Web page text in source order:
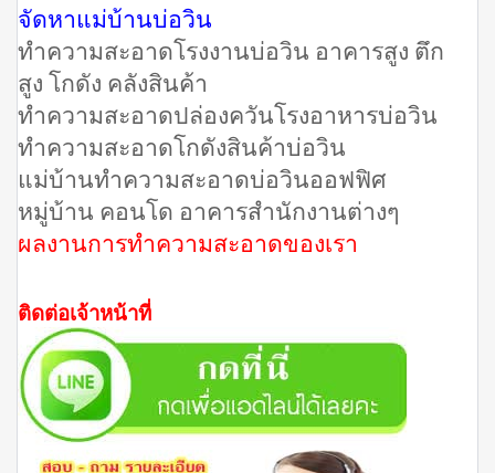
จัดหาแม่บ้านบ่อวิน
ทำความสะอาดโรงงานบ่อวิน อาคารสูง ตึก
สูง โกดัง คลังสินค้า
ทำความสะอาดปล่องควันโรงอาหารบ่อวิน
ทำความสะอาดโกดังสินค้าบ่อวิน
แม่บ้านทําความสะอาดบ่อวินออฟฟิศ
หมู่บ้าน คอนโด อาคารสำนักงานต่างๆ
ผลงานการทำความสะอาดของเรา
ติดต่อเจ้าหน้าที่